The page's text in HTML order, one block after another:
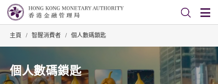
主頁 / 智醒消費者 / 個人數碼鎖匙
個人數碼鎖匙